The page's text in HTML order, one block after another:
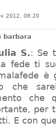
2012, 08:20
barbara
S.: Se
fede ti
è
che
che
per
E con